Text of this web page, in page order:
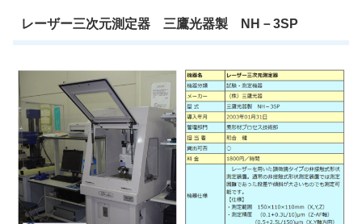
レーザー三次元測定器 三鷹光器製 NH－3SP